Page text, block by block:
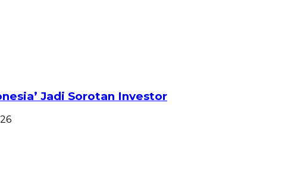
Jadi Sorotan Investor